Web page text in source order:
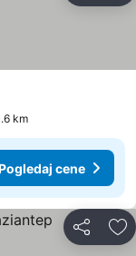
km
cene
Deli